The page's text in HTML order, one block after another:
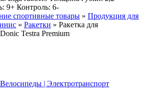
9+ Контроль: 6-
спортивные товары » Продукция для
» Ракетки » Ракетка для
Testra Premium
| Электротранспорт